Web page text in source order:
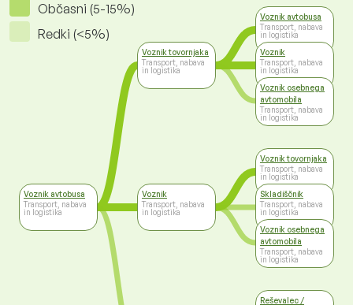
Občasni (5-15%)
Redki (<5%)
Voznik avtobusa
Transport, nabava
in logistika
Voznik tovornjaka
Transport, nabava
in logistika
Voznik
Transport, nabava
in logistika
Voznik avtobusa
Transport, nabava
in logistika
Voznik
Transport, nabava
in logistika
Voznik osebnega
avtomobila
Transport, nabava
in logistika
Voznik tovornjaka
Transport, nabava
in logistika
Skladiščnik
Transport, nabava
in logistika
Voznik osebnega
avtomobila
Transport, nabava
in logistika
Reševalec /